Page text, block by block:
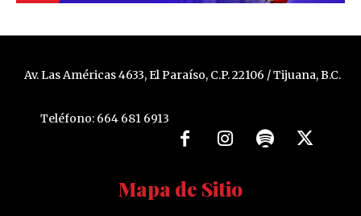
Av. Las Américas 4633, El Paraíso, C.P. 22106 / Tijuana, B.C.
Teléfono: 664 681 6913
Mapa de Sitio